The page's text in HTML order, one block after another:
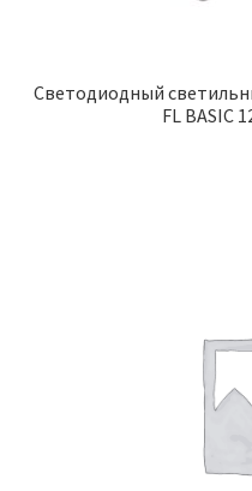
Светодиодный
FL BASIC